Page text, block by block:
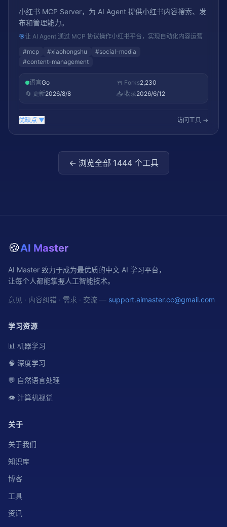
小红书 MCP Server，为 AI Agent 提供小红书内容搜索、发
布和管理能力。
🎯让 AI Agent 通过 MCP 协议操作小红书平台，实现自动化内容运营
#mcp #xiaohongshu #social-media
#content-management
语言Go 🍴 Forks2,230
🔄 更新2026/8/8 📥 收录2026/6/12
优缺点 ▼ 访问工具 →
← 浏览全部 1444个工具
🍪AI Master
AI Master 致力于成为最优质的中文 AI 学习平台，
让每个人都能掌握人工智能技术。
意见 · 内容纠错 · 需求 · 交流 — support.aimaster.cc@gmail.com
学习资源
📊 机器学习
🧠 深度学习
💬 自然语言处理
👁️ 计算机视觉
关于
关于我们
知识库
博客
工具
资讯